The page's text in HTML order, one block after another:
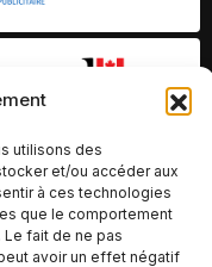
utilisons des
et/ou accéder aux
à ces technologies
que le comportement
Le fait de ne pas
avoir un effet négatif